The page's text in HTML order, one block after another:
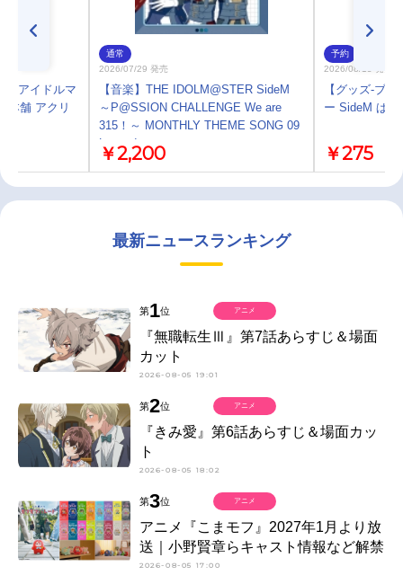
】アイドルマ
本舗 アクリ
通常
2026/07/29 発売
【音楽】THE IDOLM@STER SideM
～P@SSION CHALLENGE We are
315！～ MONTHLY THEME SONG 09
Legenders
￥2,200
予約
2026/08/15 発売
【グッズ-ブ
ー SideM ぱし
￥275
最新ニュースランキング
第1位
『無職転生Ⅲ』第7話あらすじ＆場面
カット
2026-08-05 19:01
アニメ
第2位
『きみ愛』第6話あらすじ＆場面カッ
ト
2026-08-05 18:02
アニメ
第3位
アニメ『こまモフ』2027年1月より放
送｜小野賢章らキャスト情報など解禁
2026-08-05 17:00
アニメ